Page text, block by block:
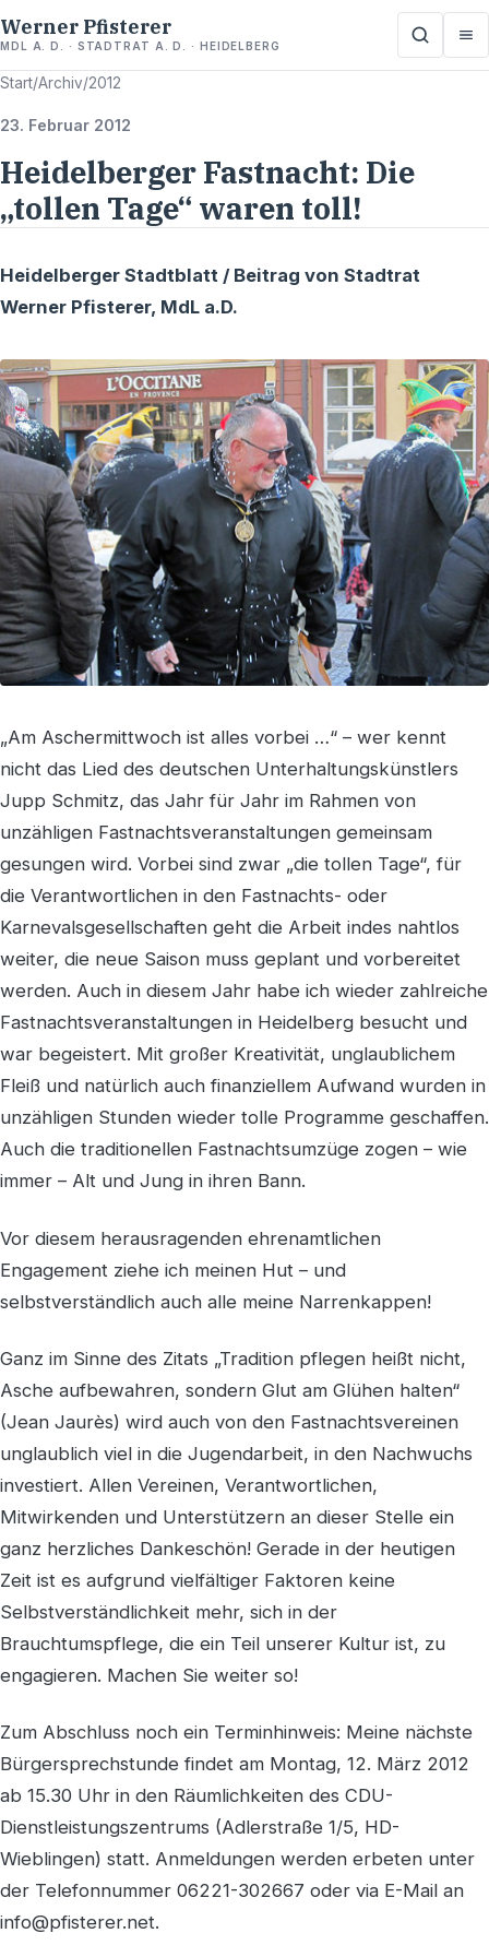
Werner Pfisterer
MDL A. D. · STADTRAT A. D. · HEIDELBERG
Start/Archiv/2012
23. Februar 2012
Heidelberger Fastnacht: Die
„tollen Tage“ waren toll!
Heidelberger Stadtblatt / Beitrag von Stadtrat
Werner Pfisterer, MdL a.D.
„Am Aschermittwoch ist alles vorbei …“ – wer kennt
nicht das Lied des deutschen Unterhaltungskünstlers
Jupp Schmitz, das Jahr für Jahr im Rahmen von
unzähligen Fastnachtsveranstaltungen gemeinsam
gesungen wird. Vorbei sind zwar „die tollen Tage“, für
die Verantwortlichen in den Fastnachts- oder
Karnevalsgesellschaften geht die Arbeit indes nahtlos
weiter, die neue Saison muss geplant und vorbereitet
werden. Auch in diesem Jahr habe ich wieder zahlreiche
Fastnachtsveranstaltungen in Heidelberg besucht und
war begeistert. Mit großer Kreativität, unglaublichem
Fleiß und natürlich auch finanziellem Aufwand wurden in
unzähligen Stunden wieder tolle Programme geschaffen.
Auch die traditionellen Fastnachtsumzüge zogen – wie
immer – Alt und Jung in ihren Bann.
Vor diesem herausragenden ehrenamtlichen
Engagement ziehe ich meinen Hut – und
selbstverständlich auch alle meine Narrenkappen!
Ganz im Sinne des Zitats „Tradition pflegen heißt nicht,
Asche aufbewahren, sondern Glut am Glühen halten“
(Jean Jaurès) wird auch von den Fastnachtsvereinen
unglaublich viel in die Jugendarbeit, in den Nachwuchs
investiert. Allen Vereinen, Verantwortlichen,
Mitwirkenden und Unterstützern an dieser Stelle ein
ganz herzliches Dankeschön! Gerade in der heutigen
Zeit ist es aufgrund vielfältiger Faktoren keine
Selbstverständlichkeit mehr, sich in der
Brauchtumspflege, die ein Teil unserer Kultur ist, zu
engagieren. Machen Sie weiter so!
Zum Abschluss noch ein Terminhinweis: Meine nächste
Bürgersprechstunde findet am Montag, 12. März 2012
ab 15.30 Uhr in den Räumlichkeiten des CDU-
Dienstleistungszentrums (Adlerstraße 1/5, HD-
Wieblingen) statt. Anmeldungen werden erbeten unter
der Telefonnummer 06221-302667 oder via E-Mail an
info@pfisterer.net.